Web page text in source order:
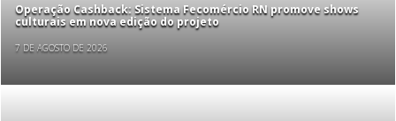
Operação Cashback: Sistema Fecomércio RN promove shows
culturais em nova edição do projeto
7 DE AGOSTO DE 2026